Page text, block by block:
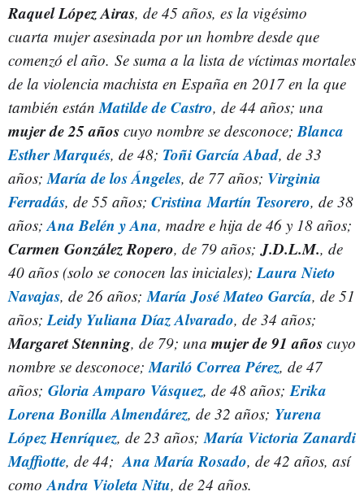
Raquel López Airas, de 45 años, es la vigésimo
cuarta mujer asesinada por un hombre desde que
comenzó el año. Se suma a la lista de víctimas mortales
de la violencia machista en España en 2017 en la que
también están Matilde de Castro, de 44 años; una
mujer de 25 años cuyo nombre se desconoce; Blanca
Esther Marqués, de 48; Toñi García Abad, de 33
años; María de los Ángeles, de 77 años; Virginia
Ferradás, de 55 años; Cristina Martín Tesorero, de 38
años; Ana Belén y Ana, madre e hija de 46 y 18 años;
Carmen González Ropero, de 79 años; J.D.L.M., de
40 años (solo se conocen las iniciales); Laura Nieto
Navajas, de 26 años; María José Mateo García, de 51
años; Leidy Yuliana Díaz Alvarado, de 34 años;
Margaret Stenning, de 79; una mujer de 91 años cuyo
nombre se desconoce; Mariló Correa Pérez, de 47
años; Gloria Amparo Vásquez, de 48 años; Erika
Lorena Bonilla Almendárez, de 32 años; Yurena
López Henríquez, de 23 años; María Victoria Zanardi
Maffiotte, de 44; Ana María Rosado, de 42 años, así
como Andra Violeta Nitu, de 24 años.